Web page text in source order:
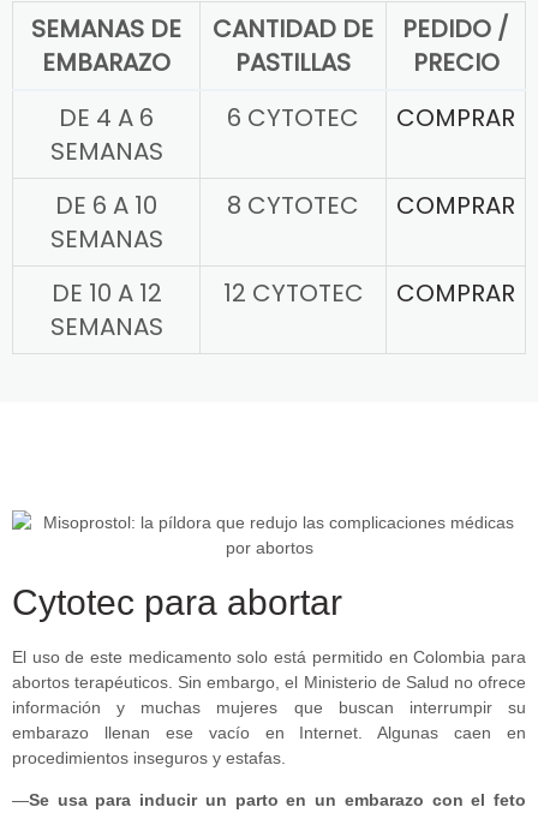
SEMANAS DE
EMBARAZO
CANTIDAD DE
PASTILLAS
PEDIDO /
PRECIO
DE 4 A 6
SEMANAS
6 CYTOTEC COMPRAR
DE 6 A 10
SEMANAS
8 CYTOTEC COMPRAR
DE 10 A 12
SEMANAS
12 CYTOTEC COMPRAR
Cytotec para abortar
El uso de este medicamento solo está permitido en Colombia para
abortos terapéuticos. Sin embargo, el Ministerio de Salud no ofrece
información y muchas mujeres que buscan interrumpir su
embarazo llenan ese vacío en Internet. Algunas caen en
procedimientos inseguros y estafas.
—Se usa para inducir un parto en un embarazo con el feto